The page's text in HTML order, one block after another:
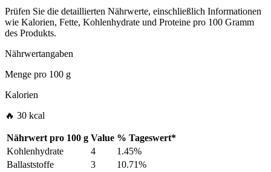
Prüfen Sie die detaillierten Nährwerte, einschließlich Informationen
wie Kalorien, Fette, Kohlenhydrate und Proteine pro 100 Gramm
des Produkts.
Nährwertangaben
Menge pro 100 g
Kalorien
🔥 30 kcal
Nährwert pro 100 g Value % Tageswert*
Kohlenhydrate
4
1.45%
Ballaststoffe
3
10.71%